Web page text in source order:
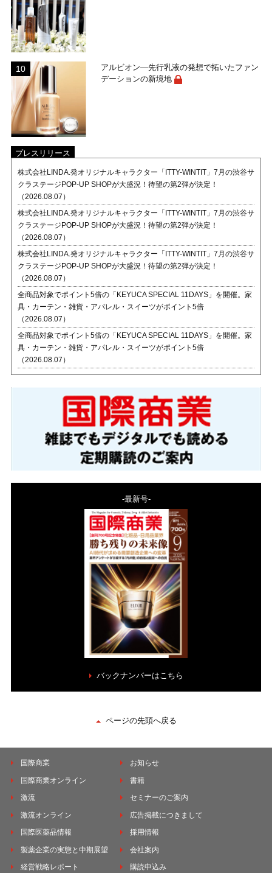
アルビオン―先行乳液の発想で拓いたファン
デーションの新境地
プレスリリース
株式会社LINDA.発オリジナルキャラクター「ITTY-WINTIT」7月の渋谷サ
クラステージPOP-UP SHOPが大盛況！待望の第2弾が決定！
（2026.08.07）
株式会社LINDA.発オリジナルキャラクター「ITTY-WINTIT」7月の渋谷サ
クラステージPOP-UP SHOPが大盛況！待望の第2弾が決定！
（2026.08.07）
株式会社LINDA.発オリジナルキャラクター「ITTY-WINTIT」7月の渋谷サ
クラステージPOP-UP SHOPが大盛況！待望の第2弾が決定！
（2026.08.07）
全商品対象でポイント5倍の「KEYUCA SPECIAL 11DAYS」を開催。家
具・カーテン・雑貨・アパレル・スイーツがポイント5倍
（2026.08.07）
全商品対象でポイント5倍の「KEYUCA SPECIAL 11DAYS」を開催。家
具・カーテン・雑貨・アパレル・スイーツがポイント5倍
（2026.08.07）
-最新号-
バックナンバーはこちら
ページの先頭へ戻る
国際商業
国際商業オンライン
激流
激流オンライン
国際医薬品情報
製薬企業の実態と中期展望
経営戦略レポート
お知らせ
書籍
セミナーのご案内
広告掲載につきまして
採用情報
会社案内
購読申込み